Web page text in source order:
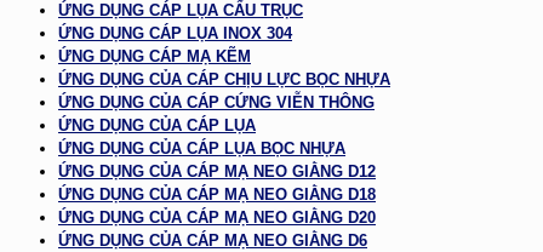
ỨNG DỤNG CÁP LỤA CẨU TRỤC
ỨNG DỤNG CÁP LỤA INOX 304
ỨNG DỤNG CÁP MẠ KẼM
ỨNG DỤNG CỦA CÁP CHỊU LỰC BỌC NHỰA
ỨNG DỤNG CỦA CÁP CỨNG VIỄN THÔNG
ỨNG DỤNG CỦA CÁP LỤA
ỨNG DỤNG CỦA CÁP LỤA BỌC NHỰA
ỨNG DỤNG CỦA CÁP MẠ NEO GIẰNG D12
ỨNG DỤNG CỦA CÁP MẠ NEO GIẰNG D18
ỨNG DỤNG CỦA CÁP MẠ NEO GIẰNG D20
ỨNG DỤNG CỦA CÁP MẠ NEO GIẰNG D6